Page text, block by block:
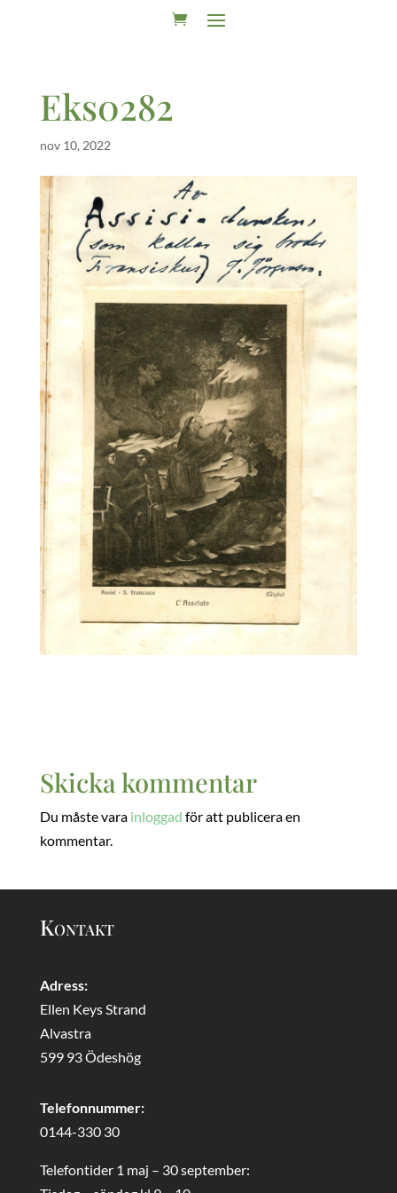
Eks0282
nov 10, 2022
Skicka kommentar
Du måste vara inloggad för att publicera en
kommentar.
Kontakt
Adress:
Ellen Keys Strand
Alvastra
599 93 Ödeshög
Telefonnummer:
0144-330 30
Telefontider 1 maj – 30 september: